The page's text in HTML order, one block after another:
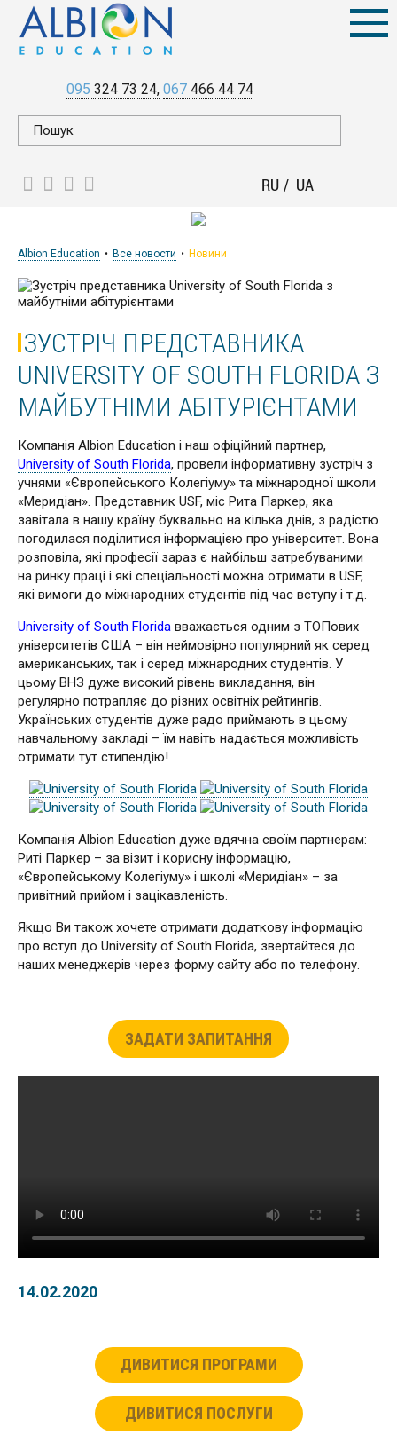
095 324 73 24 067 466 44 74
RU UA
Albion Education Все новости Новини
ЗУСТРІЧ ПРЕДСТАВНИКА
UNIVERSITY OF SOUTH FLORIDA З
МАЙБУТНІМИ АБІТУРІЄНТАМИ
Компанія Albion Education і наш офіційний партнер,
University of South Florida, провели інформативну зустріч з
учнями «Європейського Колегіуму» та міжнародної школи
«Меридіан». Представник USF, міс Рита Паркер, яка
завітала в нашу країну буквально на кілька днів, з радістю
погодилася поділитися інформацією про університет. Вона
розповіла, які професії зараз є найбільш затребуваними
на ринку праці і які спеціальності можна отримати в USF,
які вимоги до міжнародних студентів під час вступу і т.д.
University of South Florida вважається одним з ТОПових
університетів США – він неймовірно популярний як серед
американських, так і серед міжнародних студентів. У
цьому ВНЗ дуже високий рівень викладання, він
регулярно потрапляє до різних освітніх рейтингів.
Українських студентів дуже радо приймають в цьому
навчальному закладі – їм навіть надається можливість
отримати тут стипендію!
Компанія Albion Education дуже вдячна своїм партнерам:
Риті Паркер – за візит і корисну інформацію,
«Європейському Колегіуму» і школі «Меридіан» – за
привітний прийом і зацікавленість.
Якщо Ви також хочете отримати додаткову інформацію
про вступ до University of South Florida, звертайтеся до
наших менеджерів через форму сайту або по телефону.
ЗАДАТИ ЗАПИТАННЯ
14.02.2020
ДИВИТИСЯ ПРОГРАМИ
ДИВИТИСЯ ПОСЛУГИ